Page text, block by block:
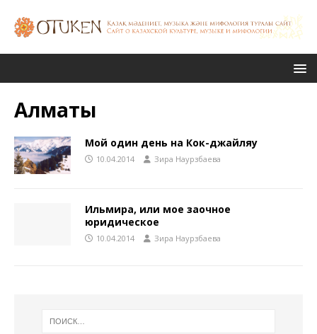
Алматы
Мой один день на Кок-джайляу
10.04.2014 Зира Наурзбаева
Ильмира, или мое заочное
юридическое
10.04.2014 Зира Наурзбаева